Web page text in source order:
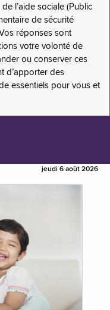
l’aide sociale (Public
de sécurité
réponses sont
votre volonté de
ou conserver ces
d’apporter des
essentiels pour vous et
jeudi 6 août 2026